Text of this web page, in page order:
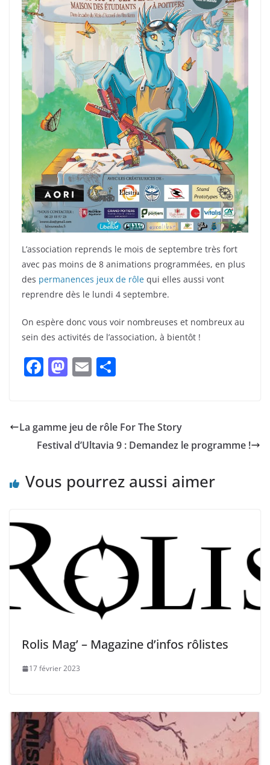
L’association reprends le mois de septembre très fort
avec pas moins de 8 animations programmées, en plus
des permanences jeux de rôle qui elles aussi vont
reprendre dès le lundi 4 septembre.
On espère donc vous voir nombreuses et nombreux au
sein des activités de l’association, à bientôt !
F
e
b
o
M
o
d
n
E
l g
er
La gamme jeu de rôle For The Story
Festival d’Ultavia 9 : Demandez le programme !
Vous pourrez aussi aimer
Rolis Mag’ – Magazine d’infos rôlistes
17 février 2023